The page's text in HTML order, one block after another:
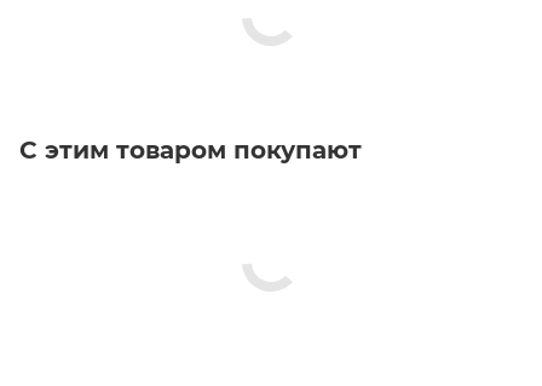
С этим товаром покупают